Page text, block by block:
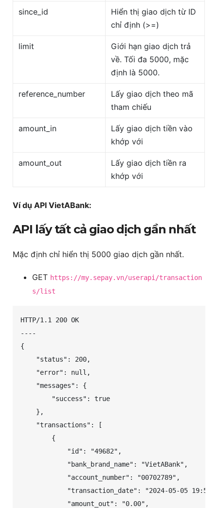
since_id
Hiển thị giao dịch từ ID
chỉ định (>=)
limit
Giới hạn giao dịch trả
về. Tối đa 5000, mặc
định là 5000.
reference_number
Lấy giao dịch theo mã
tham chiếu
amount_in
Lấy giao dịch tiền vào
khớp với
amount_out
Lấy giao dịch tiền ra
khớp với
Ví dụ API VietABank:
API lấy tất cả giao dịch gần nhất
Mặc định chỉ hiển thị 5000 giao dịch gần nhất.
GET https://my.sepay.vn/userapi/transaction
s/list
HTTP/1.1 200 OK
----
{
    "status": 200,
    "error": null,
    "messages": {
        "success": true
    },
    "transactions": [
        {
            "id": "49682",
            "bank_brand_name": "VietABank",
            "account_number": "00702789",
"transaction_date": "2024-05-05
            "amount_out": "0.00",